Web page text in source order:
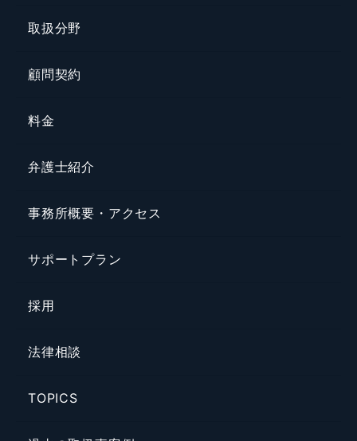
取扱分野
顧問契約
料金
弁護士紹介
事務所概要・アクセス
サポートプラン
採用
法律相談
TOPICS